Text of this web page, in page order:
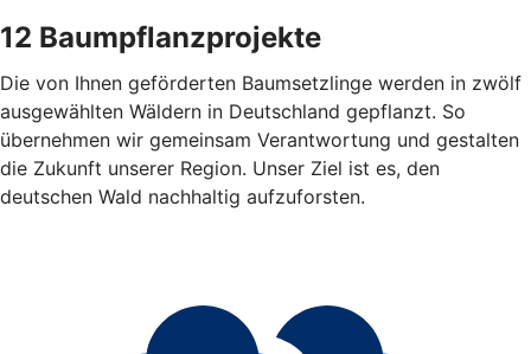
12 Baumpflanzprojekte
Die von Ihnen geförderten Baumsetzlinge werden in zwölf
ausgewählten Wäldern in Deutschland gepflanzt. So
übernehmen wir gemeinsam Verantwortung und gestalten
die Zukunft unserer Region. Unser Ziel ist es, den
deutschen Wald nachhaltig aufzuforsten.